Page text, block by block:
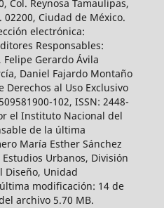
Col. Reynosa Tamaulipas,
02200, Ciudad de México.
electrónica:
Responsables:
Gerardo Ávila
Daniel Fajardo Montaño
Derechos al Uso Exclusivo
102, ISSN: 2448-
el Instituto Nacional del
de la última
María Esther Sánchez
Urbanos, División
Diseño, Unidad
modificación: 14 de
archivo 5.70 MB.